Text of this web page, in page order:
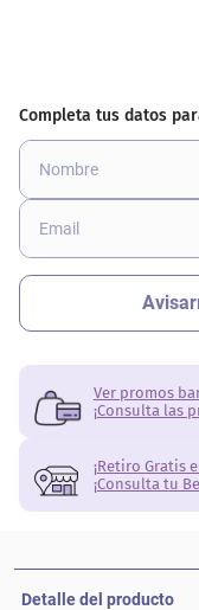
Ver promos
¡Consulta las
¡Retiro Gratis
¡Consulta tu
Detalle del producto